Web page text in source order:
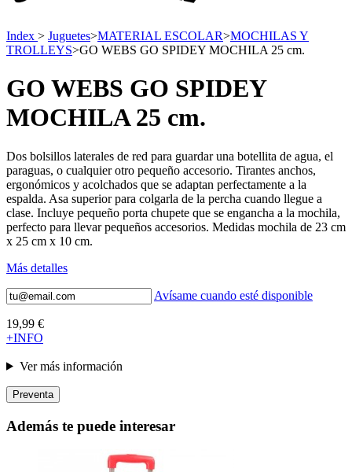
Index > Juguetes>MATERIAL ESCOLAR>MOCHILAS Y
TROLLEYS>GO WEBS GO SPIDEY MOCHILA 25 cm.
GO WEBS GO SPIDEY
MOCHILA 25 cm.
Dos bolsillos laterales de red para guardar una botellita de agua, el
paraguas, o cualquier otro pequeño accesorio. Tirantes anchos,
ergonómicos y acolchados que se adaptan perfectamente a la
espalda. Asa superior para colgarla de la percha cuando llegue a
clase. Incluye pequeño porta chupete que se engancha a la mochila,
perfecto para llevar pequeños accesorios. Medidas mochila de 23 cm
x 25 cm x 10 cm.
Más detalles
Avísame cuando esté disponible
19,99 €
+INFO
Ver más información
Preventa
Además te puede interesar